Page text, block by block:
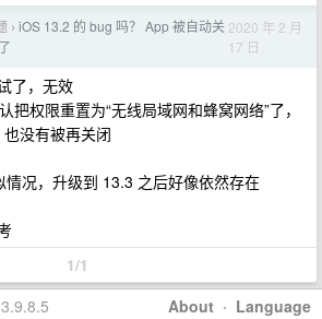
› iOS 13.2 的 bug 吗？ App 被自动关 2020 年 2 月
17 日
了，无效
把权限重置为“无线局域网和蜂窝网络”了，
没有被再关闭
情况，升级到 13.3 之后好像依然存在
1/1
About · Language